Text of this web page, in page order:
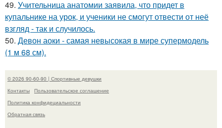
49. Учительница анатомии заявила, что придет в
купальнике на урок, и ученики не смогут отвести от неё
взгляд - так и случилось.
50. Девон аоки - самая невысокая в мире супермодель
(1 м 68 см).
© 2026 90-60-90 | Спортивные девушки
Контакты
Пользовательское соглашение
Политика конфидециальности
Обратная связь